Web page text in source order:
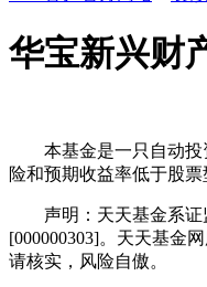
华宝新兴财
本基金是一只自动投
险和预期收益率低于股票
声明：天天基金系证
[000000303]。天天基金
请核实，风险自傲。